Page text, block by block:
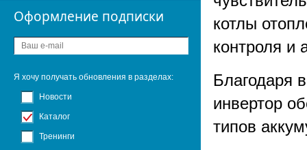
Оформление подписки
Я хочу получать обновления в разделах:
Новости
Каталог
Тренинги
котлы
контроля и
Благодаря
инвертор
типов